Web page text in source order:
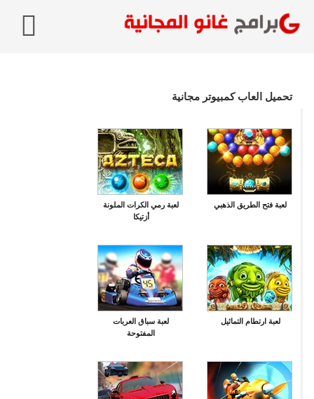
تحميل العاب كمبيوتر مجانية
لعبة فتح الطريق الذهبي
لعبة رمي الكرات الملونة
أزتيكا
لعبة ارتطام التماثيل
لعبة سباق العربات
المفتوحة